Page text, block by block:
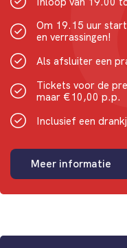
Om 19.15 uur
en verrassingen!
Als afsluiter een
Tickets voor de
maar €10,00 p.p.
Inclusief een
Meer informatie